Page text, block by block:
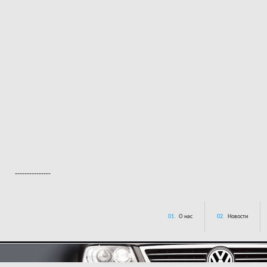
---------------
01. О нас 02. Новости